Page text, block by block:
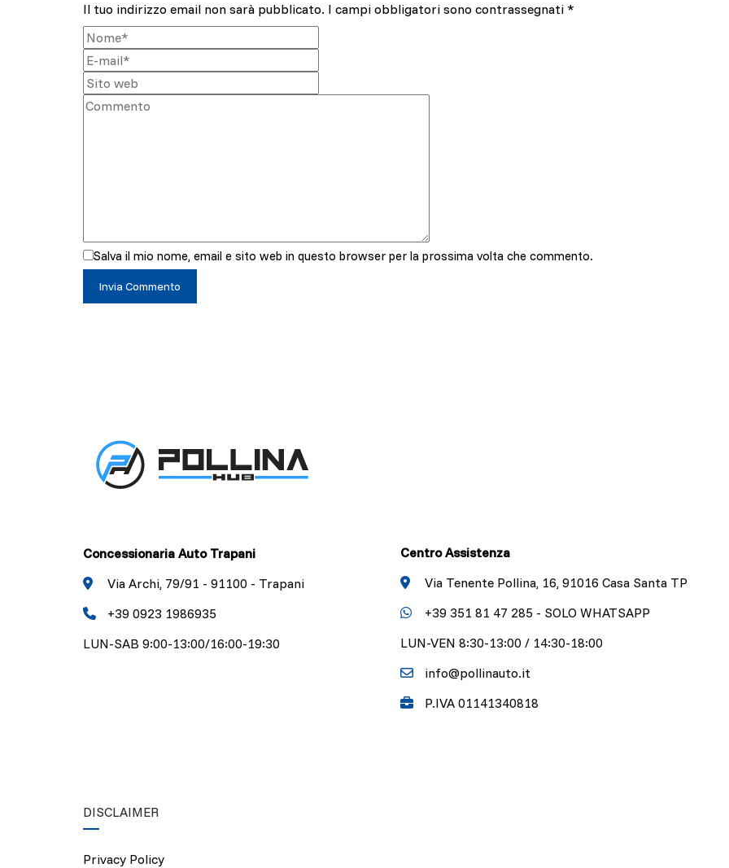
Il tuo indirizzo email non sarà pubblicato. I campi obbligatori sono contrassegnati *
Salva il mio nome, email e sito web in questo browser per la prossima volta che commento.
Concessionaria Auto Trapani
Via Archi, 79/91 - 91100 - Trapani
+39 0923 1986935
LUN-SAB 9:00-13:00/16:00-19:30
Centro Assistenza
Via Tenente Pollina, 16, 91016 Casa Santa TP
+39 351 81 47 285 - SOLO WHATSAPP
LUN-VEN 8:30-13:00 / 14:30-18:00
info@pollinauto.it
P.IVA 01141340818
DISCLAIMER
Privacy Policy